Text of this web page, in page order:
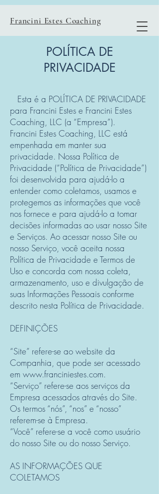
Francini Estes Coaching
POLÍTICA DE
PRIVACIDADE
Esta é a POLÍTICA DE PRIVACIDADE
para Francini Estes e Francini Estes
Coaching, LLC (a “Empresa”).
Francini Estes Coaching, LLC está
empenhada em manter sua
privacidade. Nossa Política de
Privacidade (“Política de Privacidade”)
foi desenvolvida para ajudá-lo a
entender como coletamos, usamos e
protegemos as informações que você
nos fornece e para ajudá-lo a tomar
decisões informadas ao usar nosso Site
e Serviços. Ao acessar nosso Site ou
nosso Serviço, você aceita nossa
Política de Privacidade e Termos de
Uso e concorda com nossa coleta,
armazenamento, uso e divulgação de
suas Informações Pessoais conforme
descrito nesta Política de Privacidade.
DEFINIÇÕES
“Site” refere-se ao website da
Companhia, que pode ser acessado
em www.franciniestes.com.
“Serviço” refere-se aos serviços da
Empresa acessados através do Site.
Os termos “nós”, “nos” e “nosso”
referem-se à Empresa.
“Você” refere-se a você como usuário
do nosso Site ou do nosso Serviço.
AS INFORMAÇÕES QUE
COLETAMOS